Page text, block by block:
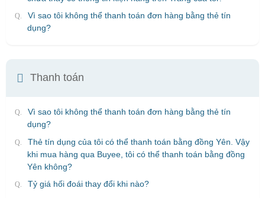
Vì sao tôi không thể thanh toán đơn hàng bằng thẻ tín
dụng?
Thanh toán
Vì sao tôi không thể thanh toán đơn hàng bằng thẻ tín
dụng?
Thẻ tín dụng của tôi có thể thanh toán bằng đồng Yên. Vậy
khi mua hàng qua Buyee, tôi có thể thanh toán bằng đồng
Yên không?
Tỷ giá hối đoái thay đổi khi nào?